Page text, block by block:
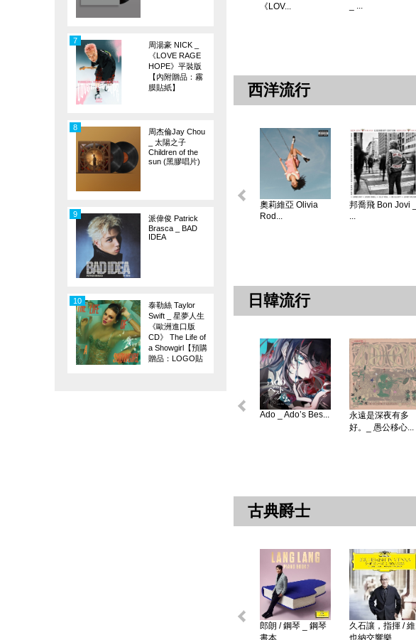
周湯豪 NICK _
《LOVE RAGE
HOPE》平裝版
【內附贈品：霧
膜貼紙】
7
周杰倫Jay Chou
_ 太陽之子
Children of the
sun (黑膠唱片)
8
派偉俊 Patrick
Brasca _ BAD
IDEA
9
泰勒絲 Taylor
Swift _ 星夢人生
《歐洲進口版
CD》 The Life of
a Showgirl【預購
贈品：LOGO貼
10
《LOV...
_ ...
西洋流行
奧莉維亞 Olivia
Rod...
邦喬飛 Bon Jovi _
...
日韓流行
Ado _ Ado’s Bes...
永遠是深夜有多
好。_ 愚公移心...
古典爵士
郎朗 / 鋼琴 _ 鋼琴
書本 ...
久石讓，指揮 / 維
也納交響樂...